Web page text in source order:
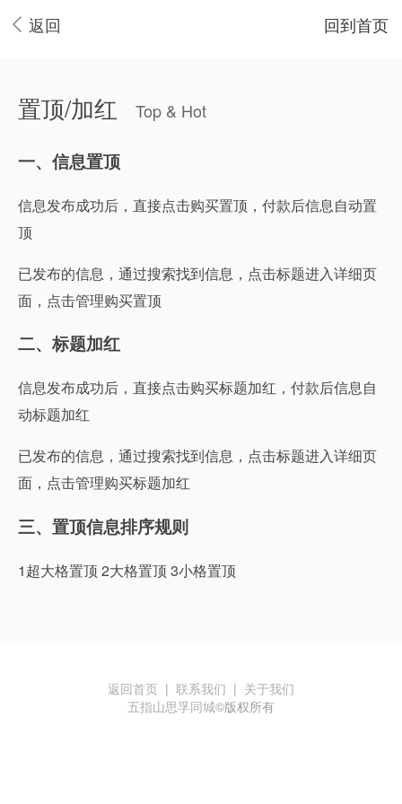
返回 回到首页
置顶/加红 Top & Hot
一、信息置顶
信息发布成功后，直接点击购买置顶，付款后信息自动置
顶
已发布的信息，通过搜索找到信息，点击标题进入详细页
面，点击管理购买置顶
二、标题加红
信息发布成功后，直接点击购买标题加红，付款后信息自
动标题加红
已发布的信息，通过搜索找到信息，点击标题进入详细页
面，点击管理购买标题加红
三、置顶信息排序规则
1超大格置顶 2大格置顶 3小格置顶
返回首页 | 联系我们 | 关于我们
五指山思孚同城©版权所有